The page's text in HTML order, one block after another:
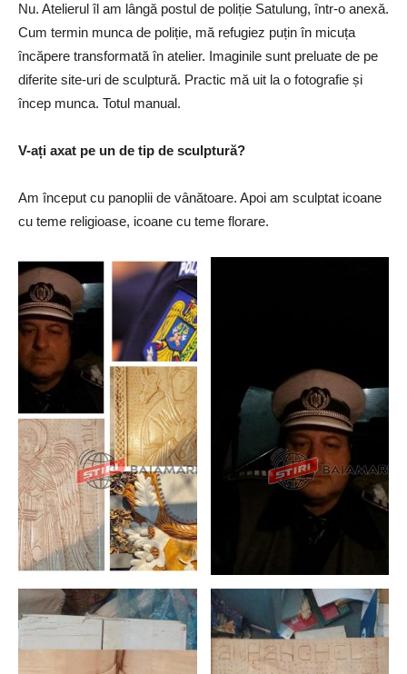
Nu. Atelierul îl am lângă postul de poliție Satulung, într-o anexă.
Cum termin munca de poliție, mă refugiez puțin în micuța
încăpere transformată în atelier. Imaginile sunt preluate de pe
diferite site-uri de sculptură. Practic mă uit la o fotografie și
încep munca. Totul manual.
V-ați axat pe un de tip de sculptură?
Am început cu panoplii de vânătoare. Apoi am sculptat icoane
cu teme religioase, icoane cu teme florare.